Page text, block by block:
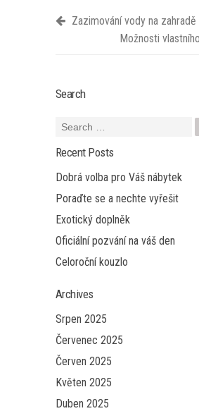
Zazimování vody na zahradě
Možnosti
Search
Recent Posts
Dobrá volba pro Váš nábytek
Poraďte se a nechte vyřešit
Exotický doplněk
Oficiální pozvání na váš den
Celoroční kouzlo
Archives
Srpen 2025
Červenec 2025
Červen 2025
Květen 2025
Duben 2025